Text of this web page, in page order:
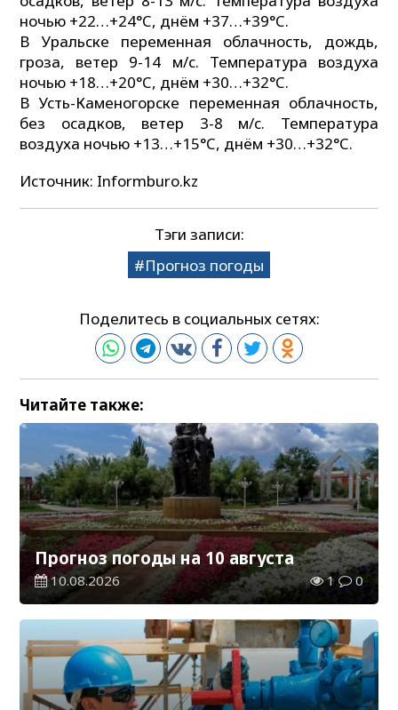
ночью +22…+24°C, днём +37…+39°C.
В Уральске переменная облачность, дождь,
гроза, ветер 9-14 м/с. Температура воздуха
ночью +18…+20°C, днём +30…+32°C.
В Усть-Каменогорске переменная облачность,
без осадков, ветер 3-8 м/c. Температура
воздуха ночью +13…+15°C, днём +30…+32°C.
Источник: Informburo.kz
Тэги записи:
Прогноз погоды
Поделитесь в социальных сетях:
Читайте также:
Прогноз погоды на 10 августа
10.08.2026 1 0